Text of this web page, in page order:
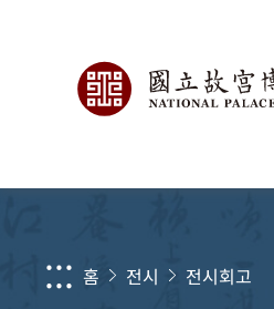
::: 홈 전시 전시회고